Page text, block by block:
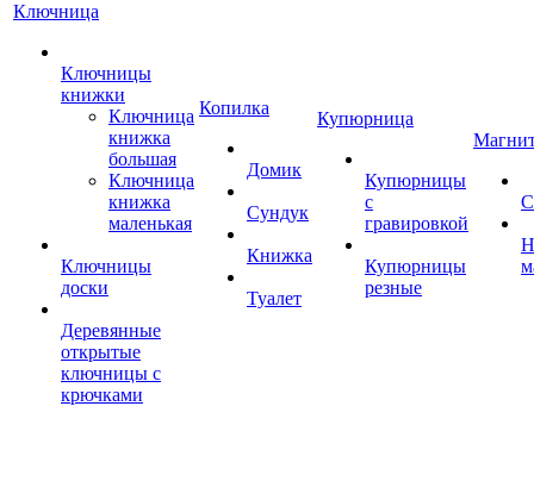
Ключница
Ключницы
книжки
Ключница
книжка
большая
Ключница
книжка
маленькая
Ключницы
доски
Деревянные
открытые
ключницы с
крючками
Копилка
Домик
Сундук
Книжка
Туалет
Купюрница
Купюрницы
с
гравировкой
Купюрницы
резные